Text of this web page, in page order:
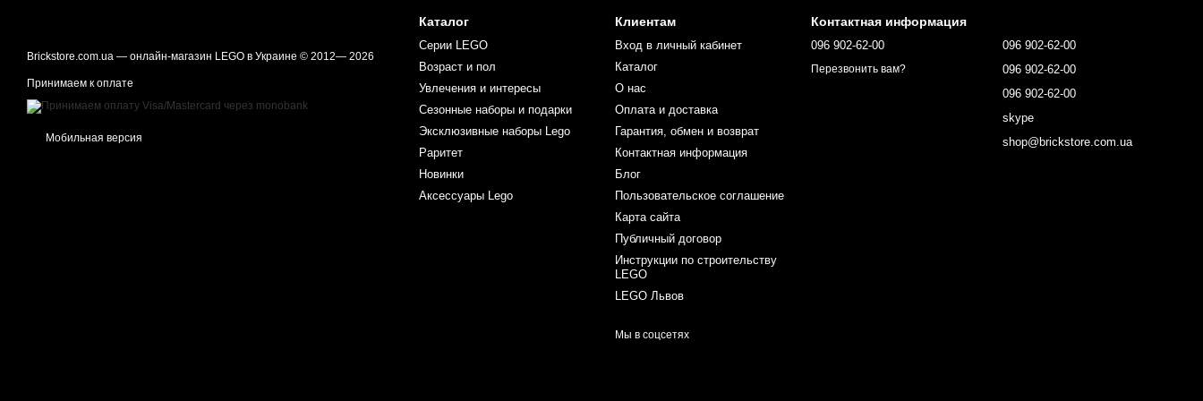
Brickstore.com.ua — онлайн-магазин LEGO в Украине © 2012— 2026
Принимаем к оплате
Мобильная версия
Каталог
Серии LEGO
Возраст и пол
Увлечения и интересы
Сезонные наборы и подарки
Эксклюзивные наборы Lego
Раритет
Новинки
Аксессуары Lego
Клиентам
Вход в личный кабинет
Каталог
О нас
Оплата и доставка
Гарантия, обмен и возврат
Контактная информация
Блог
Пользовательское соглашение
Карта сайта
Публичный договор
Инструкции по строительству
LEGO
LEGO Львов
Мы в соцсетях
Контактная информация
096 902-62-00
Перезвонить вам?
096 902-62-00
096 902-62-00
096 902-62-00
skype
shop@brickstore.com.ua